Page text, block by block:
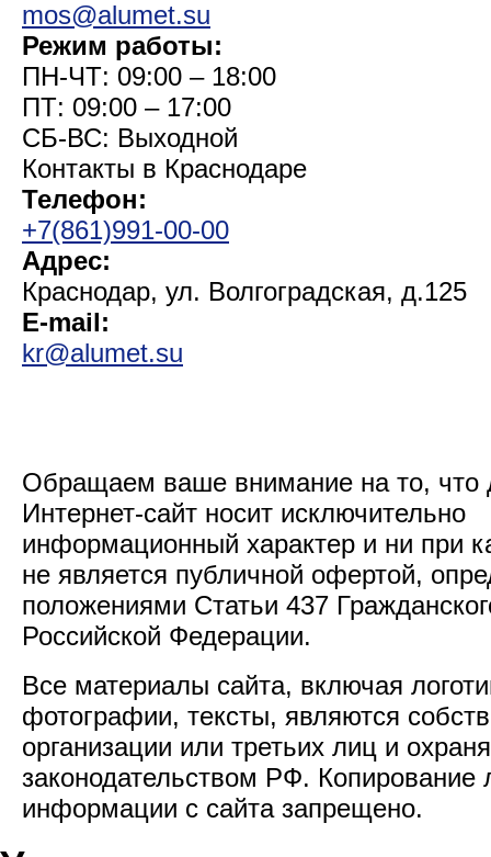
mos@alumet.su
Режим работы:
ПН-ЧТ: 09:00 – 18:00
ПТ: 09:00 – 17:00
СБ-ВС: Выходной
Контакты в Краснодаре
Телефон:
+7(861)991-00-00
Адрес:
Краснодар, ул. Волгоградская, д.125
E-mail:
kr@alumet.su
Обращаем ваше внимание на то, что
Интернет-сайт носит исключительно
информационный характер и ни при
не является публичной офертой,
положениями Статьи 437
Российской Федерации.
Все материалы сайта, включая
фотографии, тексты, являются
организации или третьих лиц и
законодательством РФ. Копирование
информации с сайта запрещено.